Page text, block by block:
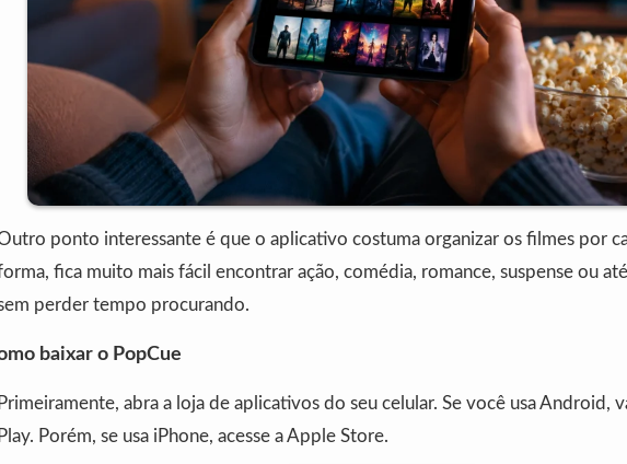
ponto interessante é que o aplicativo costuma organizar os filmes por
fica muito mais fácil encontrar ação, comédia, romance, suspense ou
perder tempo procurando.
baixar o PopCue
Primeiramente, abra a loja de aplicativos do seu celular. Se você usa Android,
Play. Porém, se usa iPhone, acesse a Apple Store.